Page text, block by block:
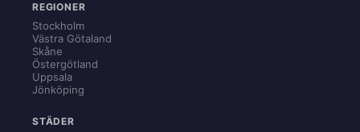
REGIONER
Stockholm
Västra Götaland
Skåne
Östergötland
Uppsala
Jönköping
STÄDER